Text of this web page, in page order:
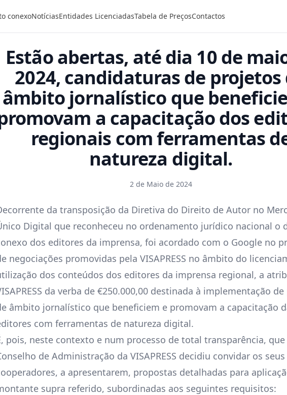
conexoNotíciasEntidades LicenciadasTabela de PreçosContactos
Estão abertas, até dia 10 de
2024, candidaturas de projetos
âmbito jornalístico que
a capacitação dos
regionais com ferramentas
natureza digital.
2 de Maio de 2024
da transposição da Diretiva do Direito de Autor no
Digital que reconheceu no ordenamento jurídico nacional o
dos editores da imprensa, foi acordado com o Google no
negociações promovidas pela VISAPRESS no âmbito do
dos conteúdos dos editores da imprensa regional, a
da verba de €250.000,00 destinada à implementação
âmbito jornalístico que beneficiem e promovam a capacitação
com ferramentas de natureza digital.
pois, neste contexto e num processo de total transparência, que
de Administração da VISAPRESS decidiu convidar os seus
a apresentarem, propostas detalhadas para
supra referido, subordinadas aos seguintes requisitos: